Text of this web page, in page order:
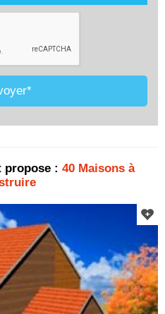
pendant une durée de 18 mois
effectifs entre comparateur-
constructeur.com et un
en rapport avec ce projet et qui
constructeur sur ce projet.
et libertés », vous pouvez
7 bis rue de l'Héronière, 17220
Tél. 07.86.24.07.28 -
propose : 40 Maisons à